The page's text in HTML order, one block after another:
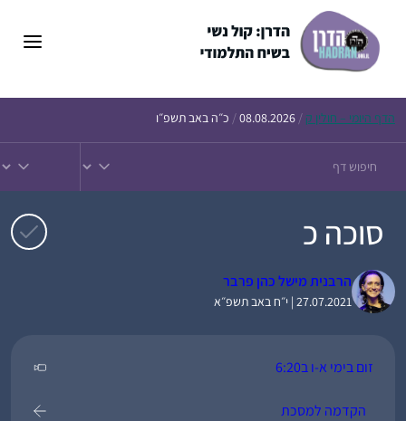
הדף היומי – חולין ק /
08.08.2026
/ כ״ה באב תשפ״ו
סוכה כ
הרבנית מישל כהן פרבר
27.07.2021 | י״ח באב תשפ״א
זום בימי א-ו ב6:20
הקדמה למסכת